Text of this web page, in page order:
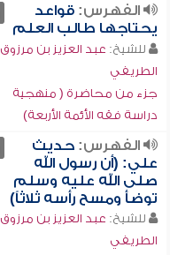
الفهرس:قواعد
يحتاجها طالب العلم
للشيخ: عبد العزيز بن مرزوق
الطريفي
جزء من محاضرة ( منهجية
دراسة فقه الأئمة الأربعة)
الفهرس:حديث
علي: (أن رسول الله
صلى الله عليه وسلم
توضأ ومسح رأسه ثلاثاً)
للشيخ: عبد العزيز بن مرزوق
الطريفي